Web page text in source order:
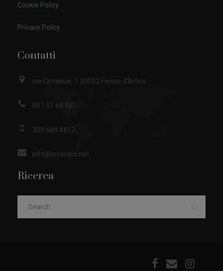
Cookie Policy
Privacy Policy
Contatti
via Cimabue, 1 30032 Fiesso d'Artico
041 51 60 461
329 688 4812
info@levorato.net
Ricerca